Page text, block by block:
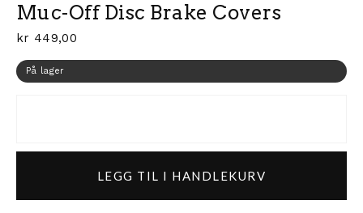
Muc-Off Disc Brake Covers
kr 449,00
På lager
LEGG TIL I HANDLEKURV